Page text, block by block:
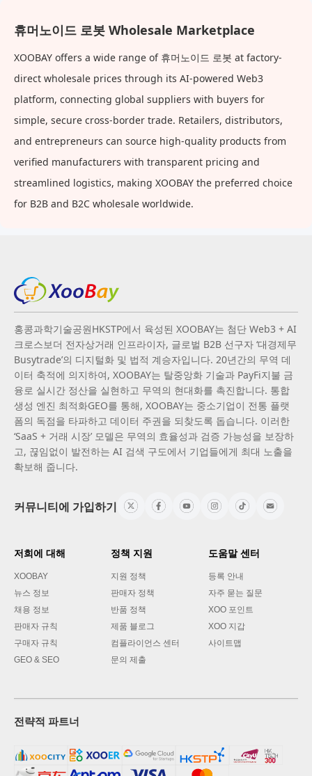
휴머노이드 로봇 Wholesale Marketplace
XOOBAY offers a wide range of 휴머노이드 로봇 at factory-
direct wholesale prices through its AI-powered Web3
platform, connecting global suppliers with buyers for
simple, secure cross-border trade. Retailers, distributors,
and entrepreneurs can source high-quality products from
verified manufacturers with transparent pricing and
streamlined logistics, making XOOBAY the preferred choice
for B2B and B2C wholesale worldwide.
홍콩과학기술공원HKSTP에서 육성된 XOOBAY는 첨단 Web3 + AI
크로스보더 전자상거래 인프라이자, 글로벌 B2B 선구자 ‘대경제무
Busytrade’의 디지털화 및 법적 계승자입니다. 20년간의 무역 데
이터 축적에 의지하여, XOOBAY는 탈중앙화 기술과 PayFi지불 금
융로 실시간 정산을 실현하고 무역의 현대화를 촉진합니다. 통합
생성 엔진 최적화GEO를 통해, XOOBAY는 중소기업이 전통 플랫
폼의 독점을 타파하고 데이터 주권을 되찾도록 돕습니다. 이러한
‘SaaS + 거래 시장’ 모델은 무역의 효율성과 검증 가능성을 보장하
고, 끊임없이 발전하는 AI 검색 구도에서 기업들에게 최대 노출을
확보해 줍니다.
커뮤니티에 가입하기
저희에 대해
XOOBAY
뉴스 정보
채용 정보
판매자 규칙
구매자 규칙
GEO & SEO
정책 지원
지원 정책
판매자 정책
반품 정책
제품 블로그
컴플라이언스 센터
문의 제출
도움말 센터
등록 안내
자주 묻는 질문
XOO 포인트
XOO 지갑
사이트맵
전략적 파트너